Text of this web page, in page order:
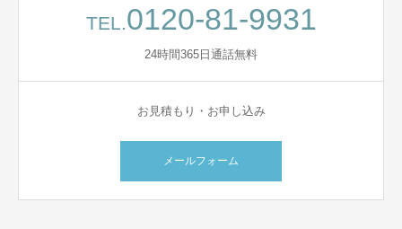
TEL. 0120-81-9931
24時間365日通話無料
お見積もり・お申し込み
メールフォーム